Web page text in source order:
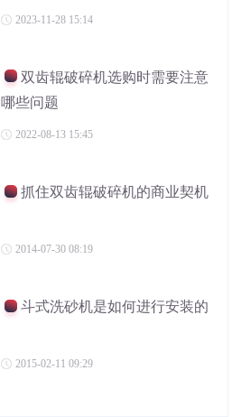
2023-11-28 15:14
双齿辊破碎机选购时需要注意
哪些问题
2022-08-13 15:45
抓住双齿辊破碎机的商业契机
2014-07-30 08:19
斗式洗砂机是如何进行安装的
2015-02-11 09:29